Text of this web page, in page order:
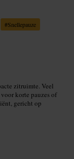
#Snellepauze
zitruimte. Veel
korte pauzes of
gericht op